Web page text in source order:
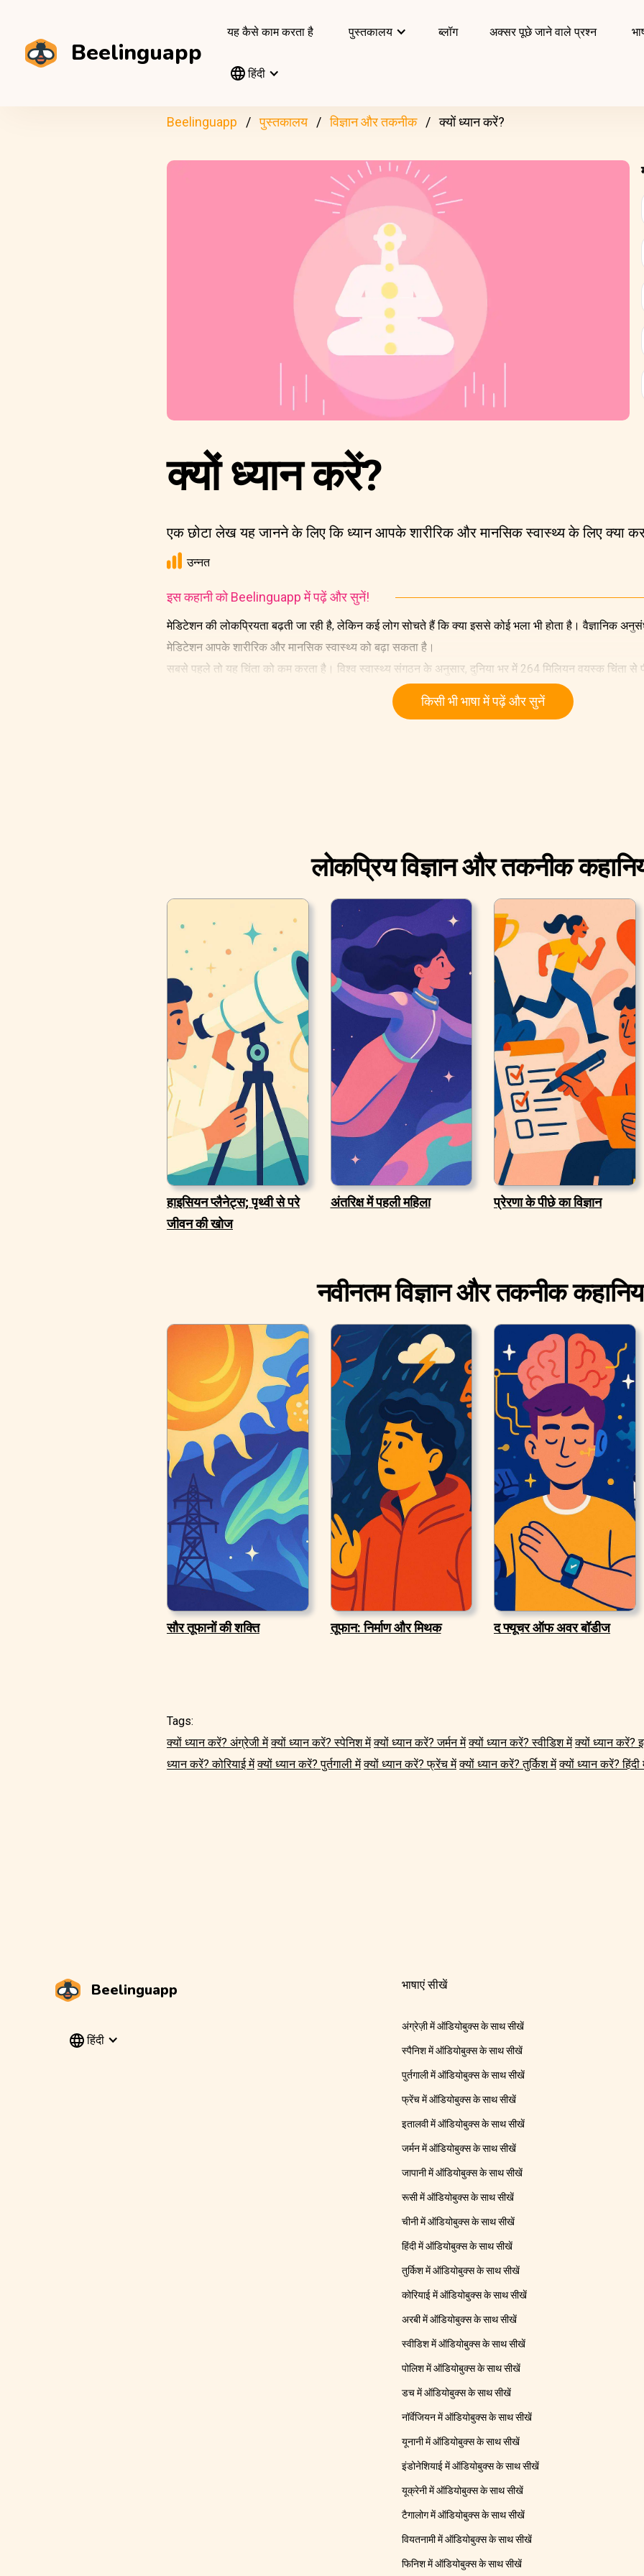
Beelinguapp
यह कैसे काम करता है पुस्तकालय ब्लॉग अक्सर पूछे जाने वाले प्रश्न
हिंदी
Beelinguapp पुस्तकालय विज्ञान और तकनीक क्यों ध्यान करें?
क्यों ध्यान करें?
एक छोटा लेख यह जानने के लिए कि ध्यान आपके शारीरिक और मानसिक स्वास्थ्य के लिए क्या
उन्नत
इस कहानी को Beelinguapp में पढ़ें और सुनें!
मेडिटेशन की लोकप्रियता बढ़ती जा रही है, लेकिन कई लोग सोचते हैं कि क्या इससे कोई भला भी होता है। वैज्ञानिक
मेडिटेशन आपके शारीरिक और मानसिक स्वास्थ्य को बढ़ा सकता है।
सबसे पहले तो यह चिंता को कम करता है। विश्व स्वास्थ्य संगठन के अनुसार, दुनिया भर में 264 मिलियन वयस्क चिंता से
मेडिटेशन लोगों को तनाव और चिंता से निपटने में मदद कर सकता है।
किसी भी भाषा में पढ़ें और सुनें
लोकप्रिय विज्ञान और तकनीक
हाइसियन प्लैनेट्स; पृथ्वी से परे
जीवन की खोज
अंतरिक्ष में पहली महिला प्रेरणा के पीछे का विज्ञान
नवीनतम विज्ञान और तकनीक
सौर तूफानों की शक्ति तूफान: निर्माण और मिथक द फ्यूचर ऑफ अवर बॉडीज
Tags:
क्यों ध्यान करें? अंग्रेजी में क्यों ध्यान करें? स्पेनिश में क्यों ध्यान करें? जर्मन में क्यों ध्यान करें? स्वीडिश में क्यों ध्यान करें?
ध्यान करें? कोरियाई में क्यों ध्यान करें? पुर्तगाली में क्यों ध्यान करें? फ्रेंच में क्यों ध्यान करें? तुर्किश में क्यों ध्यान करें? हिंदी
Beelinguapp
हिंदी
भाषाएं सीखें
अंग्रेज़ी में ऑडियोबुक्स के साथ सीखें
स्पैनिश में ऑडियोबुक्स के साथ सीखें
पुर्तगाली में ऑडियोबुक्स के साथ सीखें
फ्रेंच में ऑडियोबुक्स के साथ सीखें
इतालवी में ऑडियोबुक्स के साथ सीखें
जर्मन में ऑडियोबुक्स के साथ सीखें
जापानी में ऑडियोबुक्स के साथ सीखें
रूसी में ऑडियोबुक्स के साथ सीखें
चीनी में ऑडियोबुक्स के साथ सीखें
हिंदी में ऑडियोबुक्स के साथ सीखें
तुर्किश में ऑडियोबुक्स के साथ सीखें
कोरियाई में ऑडियोबुक्स के साथ सीखें
अरबी में ऑडियोबुक्स के साथ सीखें
स्वीडिश में ऑडियोबुक्स के साथ सीखें
पोलिश में ऑडियोबुक्स के साथ सीखें
डच में ऑडियोबुक्स के साथ सीखें
नॉर्वेजियन में ऑडियोबुक्स के साथ सीखें
यूनानी में ऑडियोबुक्स के साथ सीखें
इंडोनेशियाई में ऑडियोबुक्स के साथ सीखें
यूक्रेनी में ऑडियोबुक्स के साथ सीखें
टैगालोग में ऑडियोबुक्स के साथ सीखें
वियतनामी में ऑडियोबुक्स के साथ सीखें
फिनिश में ऑडियोबुक्स के साथ सीखें